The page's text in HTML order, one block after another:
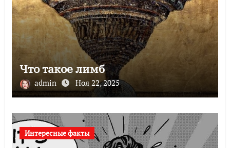
Что такое лимб
admin Ноя 22, 2025
Интересные факты